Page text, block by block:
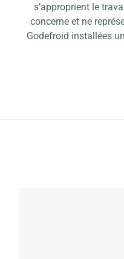
s’approprient le
concerne et ne
Godefroid installées